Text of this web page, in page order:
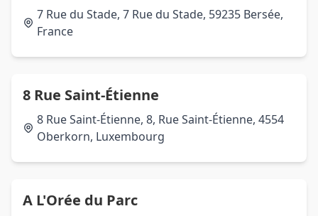
7 Rue du Stade, 7 Rue du Stade, 59235 Bersée,
France
8 Rue Saint-Étienne
8 Rue Saint-Étienne, 8, Rue Saint-Étienne, 4554
Oberkorn, Luxembourg
A L'Orée du Parc